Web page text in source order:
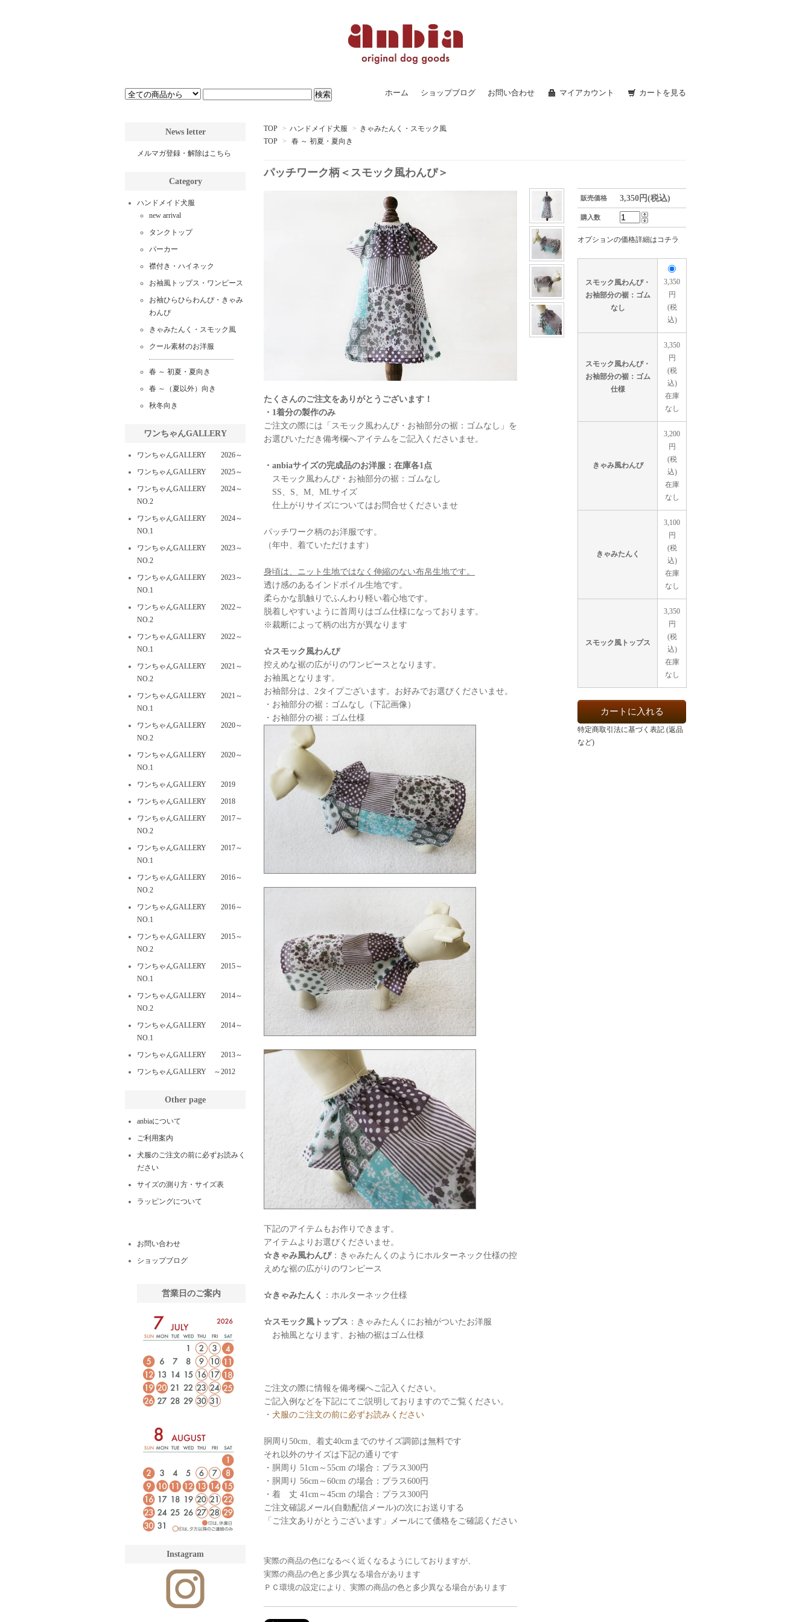
ホーム ショップブログ お問い合わせ マイアカウント カートを見る
TOP > ハンドメイド犬服 > きゃみたんく・スモック風
TOP
> 春 ～ 初夏・夏向き
パッチワーク柄＜スモック風わんぴ＞
販売価格 3,350円(税込)
購入数
オプションの価格詳細はコチラ
スモック風わんぴ・
お袖部分の裾：ゴム
なし
3,350
円
(税
込)
スモック風わんぴ・
お袖部分の裾：ゴム
仕様
3,350
円
(税
込)
在庫
なし
きゃみ風わんぴ
3,200
円
(税
込)
在庫
なし
きゃみたんく
3,100
円
(税
込)
在庫
なし
スモック風トップス
3,350
円
(税
込)
在庫
なし
特定商取引法に基づく表記 (返品
など)
たくさんのご注文をありがとうございます！
・1着分の製作のみ
ご注文の際には「スモック風わんぴ・お袖部分の裾：ゴムなし」を
お選びいただき備考欄へアイテムをご記入くださいませ。
・anbiaサイズの完成品のお洋服：在庫各1点
スモック風わんぴ・お袖部分の裾：ゴムなし
SS、S、M、MLサイズ
仕上がりサイズについてはお問合せくださいませ
パッチワーク柄のお洋服です。
（年中、着ていただけます）
身頃は、ニット生地ではなく伸縮のない布帛生地です。
透け感のあるインドボイル生地です。
柔らかな肌触りでふんわり軽い着心地です。
脱着しやすいように首周りはゴム仕様になっております。
※裁断によって柄の出方が異なります
☆スモック風わんぴ
控えめな裾の広がりのワンピースとなります。
お袖風となります。
お袖部分は、2タイプございます。お好みでお選びくださいませ。
・お袖部分の裾：ゴムなし（下記画像）
・お袖部分の裾：ゴム仕様
下記のアイテムもお作りできます。
アイテムよりお選びくださいませ。
☆きゃみ風わんぴ：きゃみたんくのようにホルターネック仕様の控
えめな裾の広がりのワンピース
☆きゃみたんく ：ホルターネック仕様
☆スモック風トップス ：きゃみたんくにお袖がついたお洋服
お袖風となります、お袖の裾はゴム仕様
ご注文の際に情報を備考欄へご記入ください。
ご記入例などを下記にてご説明しておりますのでご覧ください。
・犬服のご注文の前に必ずお読みください
胴周り50cm、着丈40cmまでのサイズ調節は無料です
それ以外のサイズは下記の通りです
・胴周り 51cm～55cm の場合：プラス300円
・胴周り 56cm～60cm の場合：プラス600円
・着 丈 41cm～45cm の場合：プラス300円
ご注文確認メール(自動配信メール)の次にお送りする
「ご注文ありがとうございます」メールにて価格をご確認ください
実際の商品の色になるべく近くなるようにしておりますが、
実際の商品の色と多少異なる場合があります
ＰＣ環境の設定により、実際の商品の色と多少異なる場合があります
News letter
メルマガ登録・解除はこちら
Category
ハンドメイド犬服
new arrival
タンクトップ
パーカー
襟付き・ハイネック
お袖風トップス・ワンピース
お袖ひらひらわんぴ・きゃみ
わんぴ
きゃみたんく・スモック風
クール素材のお洋服
春 ～ 初夏・夏向き
春 ～（夏以外）向き
秋冬向き
ワンちゃんGALLERY
ワンちゃんGALLERY 2026～
ワンちゃんGALLERY 2025～
ワンちゃんGALLERY 2024～
NO.2
ワンちゃんGALLERY 2024～
NO.1
ワンちゃんGALLERY 2023～
NO.2
ワンちゃんGALLERY 2023～
NO.1
ワンちゃんGALLERY 2022～
NO.2
ワンちゃんGALLERY 2022～
NO.1
ワンちゃんGALLERY 2021～
NO.2
ワンちゃんGALLERY 2021～
NO.1
ワンちゃんGALLERY 2020～
NO.2
ワンちゃんGALLERY 2020～
NO.1
ワンちゃんGALLERY 2019
ワンちゃんGALLERY 2018
ワンちゃんGALLERY 2017～
NO.2
ワンちゃんGALLERY 2017～
NO.1
ワンちゃんGALLERY 2016～
NO.2
ワンちゃんGALLERY 2016～
NO.1
ワンちゃんGALLERY 2015～
NO.2
ワンちゃんGALLERY 2015～
NO.1
ワンちゃんGALLERY 2014～
NO.2
ワンちゃんGALLERY 2014～
NO.1
ワンちゃんGALLERY 2013～
ワンちゃんGALLERY ～2012
Other page
anbiaについて
ご利用案内
犬服のご注文の前に必ずお読みく
ださい
サイズの測り方・サイズ表
ラッピングについて
お問い合わせ
ショップブログ
営業日のご案内
Instagram